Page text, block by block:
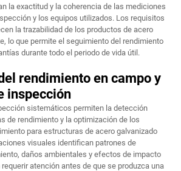
la exactitud y la coherencia de las mediciones
y los equipos utilizados. Los requisitos
la trazabilidad de los productos de acero
lo que permite el seguimiento del rendimiento
durante todo el periodo de vida útil.
rendimiento en campo y
inspección
sistemáticos permiten la detección
de rendimiento y la optimización de los
para estructuras de acero galvanizado
visuales identifican patrones de
daños ambientales y efectos de impacto
atención antes de que se produzca una